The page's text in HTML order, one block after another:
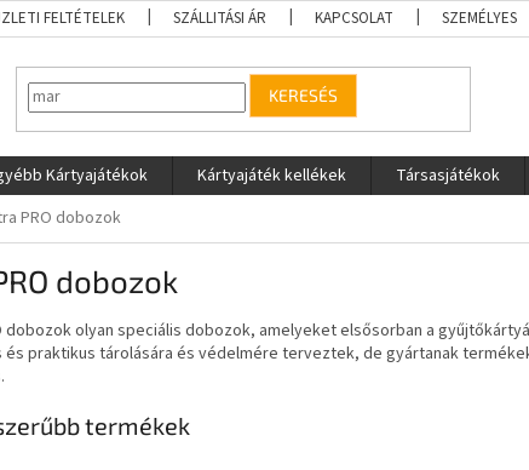
FELTÉTELEK SZÁLLITÁSI ÁR KAPCSOLAT SZEMÉLYES
KERESÉS
Kártyajátékok Kártyajáték kellékek Társasjátékok
PRO dobozok
dobozok
dobozok olyan speciális dobozok, amelyeket elsősorban a
praktikus tárolására és védelmére terveztek, de gyártanak
termékek